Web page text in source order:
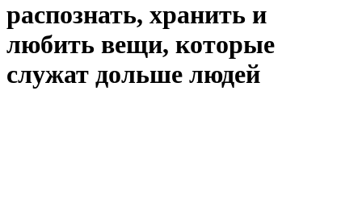
распознать, хранить и
любить вещи, которые
служат дольше людей